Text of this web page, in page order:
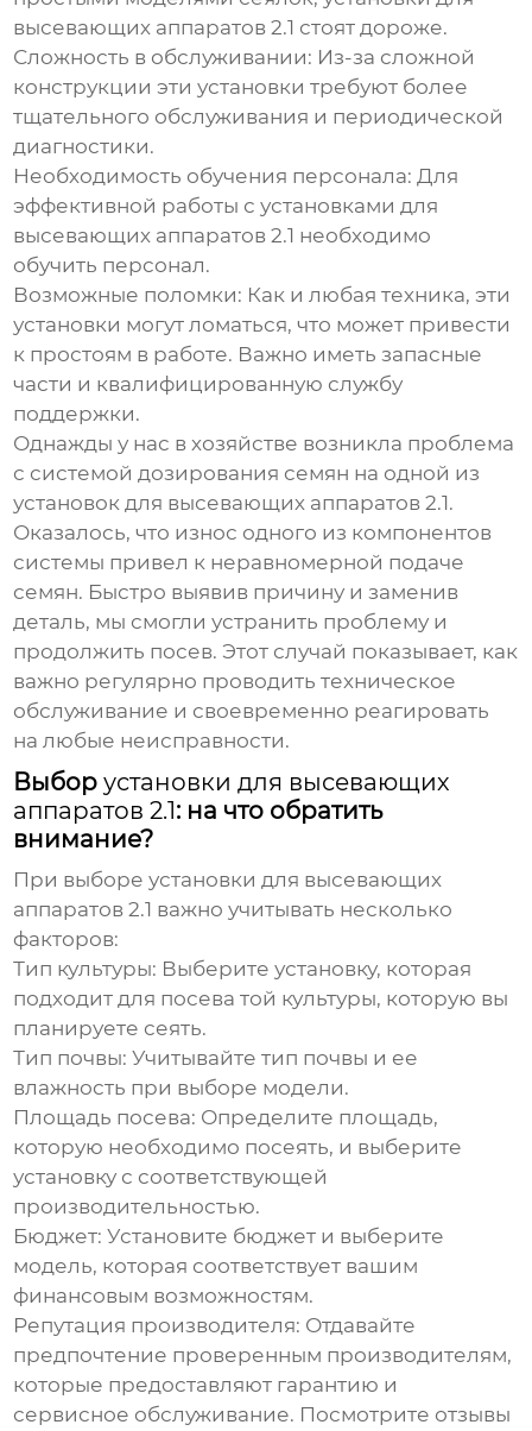
высевающих аппаратов 2.1 стоят дороже.
Сложность в обслуживании: Из-за сложной
конструкции эти установки требуют более
тщательного обслуживания и периодической
диагностики.
Необходимость обучения персонала: Для
эффективной работы сустановками для
высевающих аппаратов 2.1 необходимо
обучить персонал.
Возможные поломки: Как и любая техника, эти
установки могут ломаться, что может привести
к простоям в работе. Важно иметь запасные
части и квалифицированную службу
поддержки.
Однажды у нас в хозяйстве возникла проблема
с системой дозирования семян на одной из
установок для высевающих аппаратов 2.1.
Оказалось, что износ одного из компонентов
системы привел к неравномерной подаче
семян. Быстро выявив причину и заменив
деталь, мы смогли устранить проблему и
продолжить посев. Этот случай показывает, как
важно регулярно проводить техническое
обслуживание и своевременно реагировать
на любые неисправности.
Выборустановки для высевающих
аппаратов 2.1: на что обратить
внимание?
При выбореустановки для высевающих
аппаратов 2.1 важно учитывать несколько
факторов:
Тип культуры: Выберите установку, которая
подходит для посева той культуры, которую вы
планируете сеять.
Тип почвы: Учитывайте тип почвы и ее
влажность при выборе модели.
Площадь посева: Определите площадь,
которую необходимо посеять, и выберите
установку с соответствующей
производительностью.
Бюджет: Установите бюджет и выберите
модель, которая соответствует вашим
финансовым возможностям.
Репутация производителя: Отдавайте
предпочтение проверенным производителям,
которые предоставляют гарантию и
сервисное обслуживание. Посмотрите отзывы